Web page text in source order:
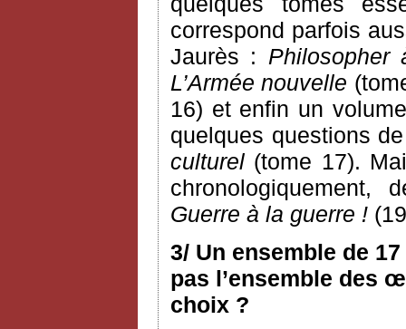
correspond parfois
Jaurès : Philosopher
L’Armée nouvelle
16) et enfin un
quelques questions
culturel (tome 17).
chronologiquement,
Guerre à la guerre !
3/ Un ensemble de
pas l’ensemble des
choix ?